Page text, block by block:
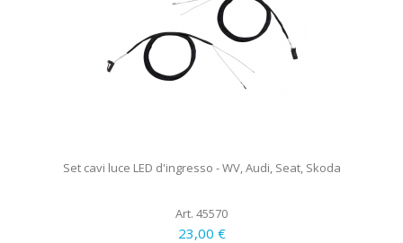
Set cavi luce LED d'ingresso - WV, Audi, Seat, Skoda
Art. 45570
23,00 €